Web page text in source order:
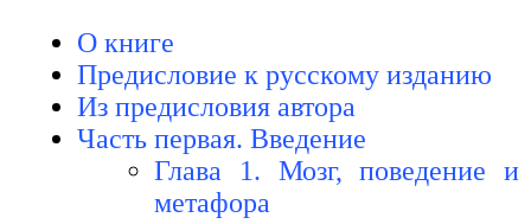
О книге
Предисловие к русскому изданию
Из предисловия автора
Часть первая. Введение
Глава 1. Мозг, поведение и
метафора